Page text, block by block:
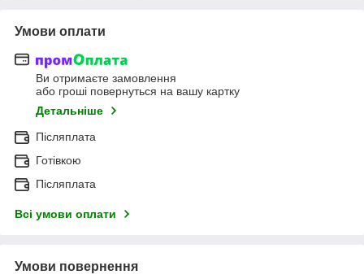
Умови оплати
Ви отримаєте замовлення
або гроші повернуться на вашу картку
Детальніше
Післяплата
Готівкою
Післяплата
Всі умови оплати
Умови повернення